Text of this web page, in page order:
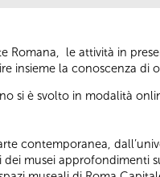
Romana, le attività in
insieme la conoscenza di
si è svolto in modalità
contemporanea,
musei approfondimenti